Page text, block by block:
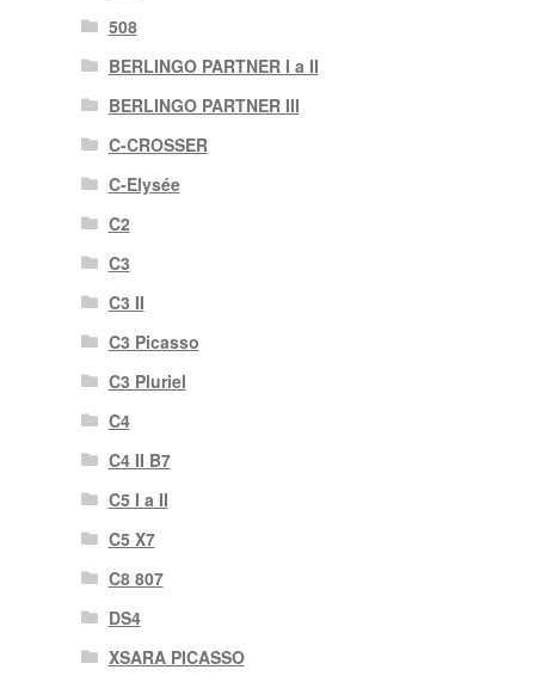
508
BERLINGO PARTNER I a II
BERLINGO PARTNER III
C-CROSSER
C-Elysée
C2
C3
C3 II
C3 Picasso
C3 Pluriel
C4
C4 II B7
C5 I a II
C5 X7
C8 807
DS4
XSARA PICASSO